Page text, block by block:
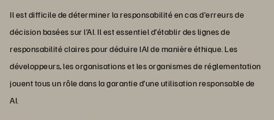
Il est difficile de déterminer la responsabilité en cas d’erreurs de
décision basées sur l’AI. Il est essentiel d’établir des lignes de
responsabilité claires pour déduire lAI de manière éthique. Les
développeurs, les organisations et les organismes de réglementation
jouent tous un rôle dans la garantie d’une utilisation responsable de
AI.